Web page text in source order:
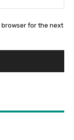
browser for the next